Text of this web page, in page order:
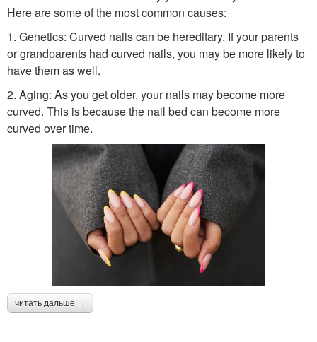
Here are some of the most common causes:
1. Genetics: Curved nails can be hereditary. If your parents
or grandparents had curved nails, you may be more likely to
have them as well.
2. Aging: As you get older, your nails may become more
curved. This is because the nail bed can become more
curved over time.
читать дальше →